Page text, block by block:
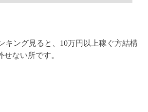
キング見ると、10万円以上稼ぐ方結構
ない所です。